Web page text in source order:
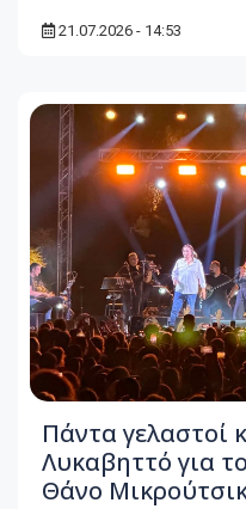
21.07.2026 - 14:53
Πάντα γελαστοί
Λυκαβηττό για
Θάνο